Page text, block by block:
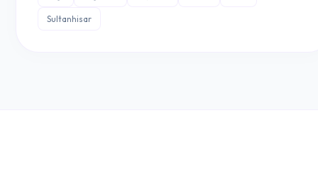
Sultanhisar